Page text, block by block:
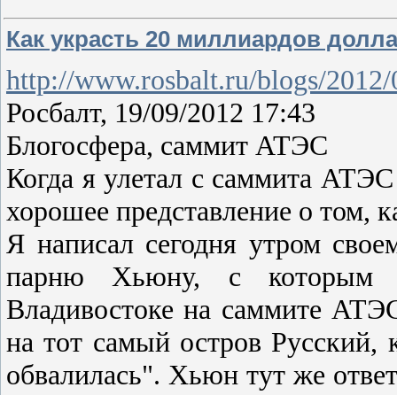
Как украсть 20 миллиардов
http://www.rosbalt.ru/blogs/
Росбалт, 19/09/2012 17:43
Блогосфера, саммит АТЭС
Когда я улетал с саммита
хорошее представление о том,
Я написал сегодня утром
парню Хьюну, с которым
Владивостоке на саммите
на тот самый остров
обвалилась". Хьюн тут же